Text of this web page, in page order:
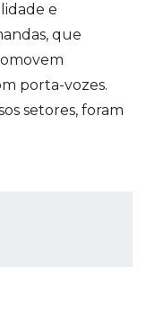
e
que
porta-vozes.
setores, foram